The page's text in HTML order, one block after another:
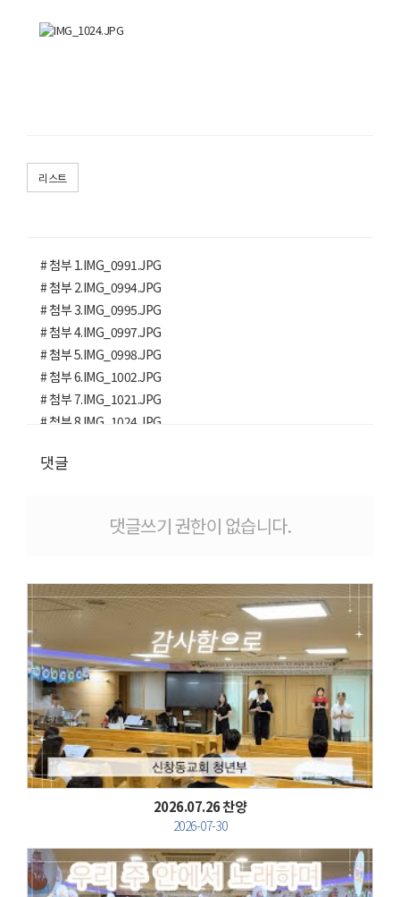
리스트
# 첨부 1.IMG_0991.JPG
# 첨부 2.IMG_0994.JPG
# 첨부 3.IMG_0995.JPG
# 첨부 4.IMG_0997.JPG
# 첨부 5.IMG_0998.JPG
# 첨부 6.IMG_1002.JPG
# 첨부 7.IMG_1021.JPG
# 첨부 8.IMG_1024.JPG
댓글
댓글쓰기 권한이 없습니다.
Views
2026.07.26 찬양
2026-07-30